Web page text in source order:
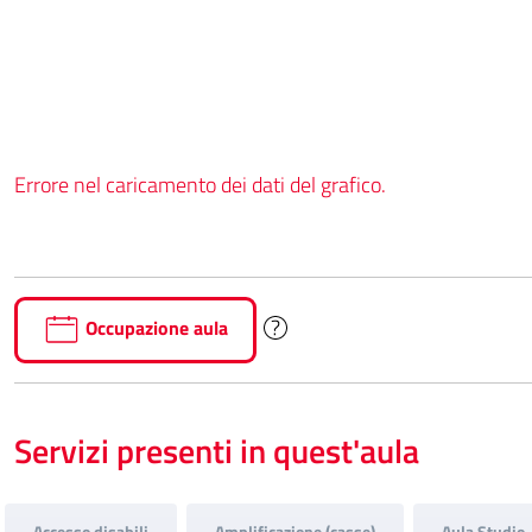
Errore nel caricamento dei dati del grafico.
Occupazione aula
Servizi presenti in quest'aula